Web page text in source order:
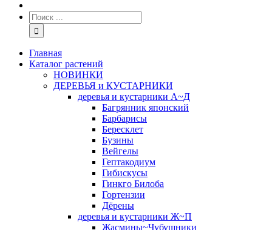
Главная
Каталог растений
НОВИНКИ
ДЕРЕВЬЯ и КУСТАРНИКИ
деревья и кустарники А~Д
Багрянник японский
Барбарисы
Бересклет
Бузины
Вейгелы
Гептакодиум
Гибискусы
Гинкго Билоба
Гортензии
Дёрены
деревья и кустарники Ж~П
Жасмины~Чубушники